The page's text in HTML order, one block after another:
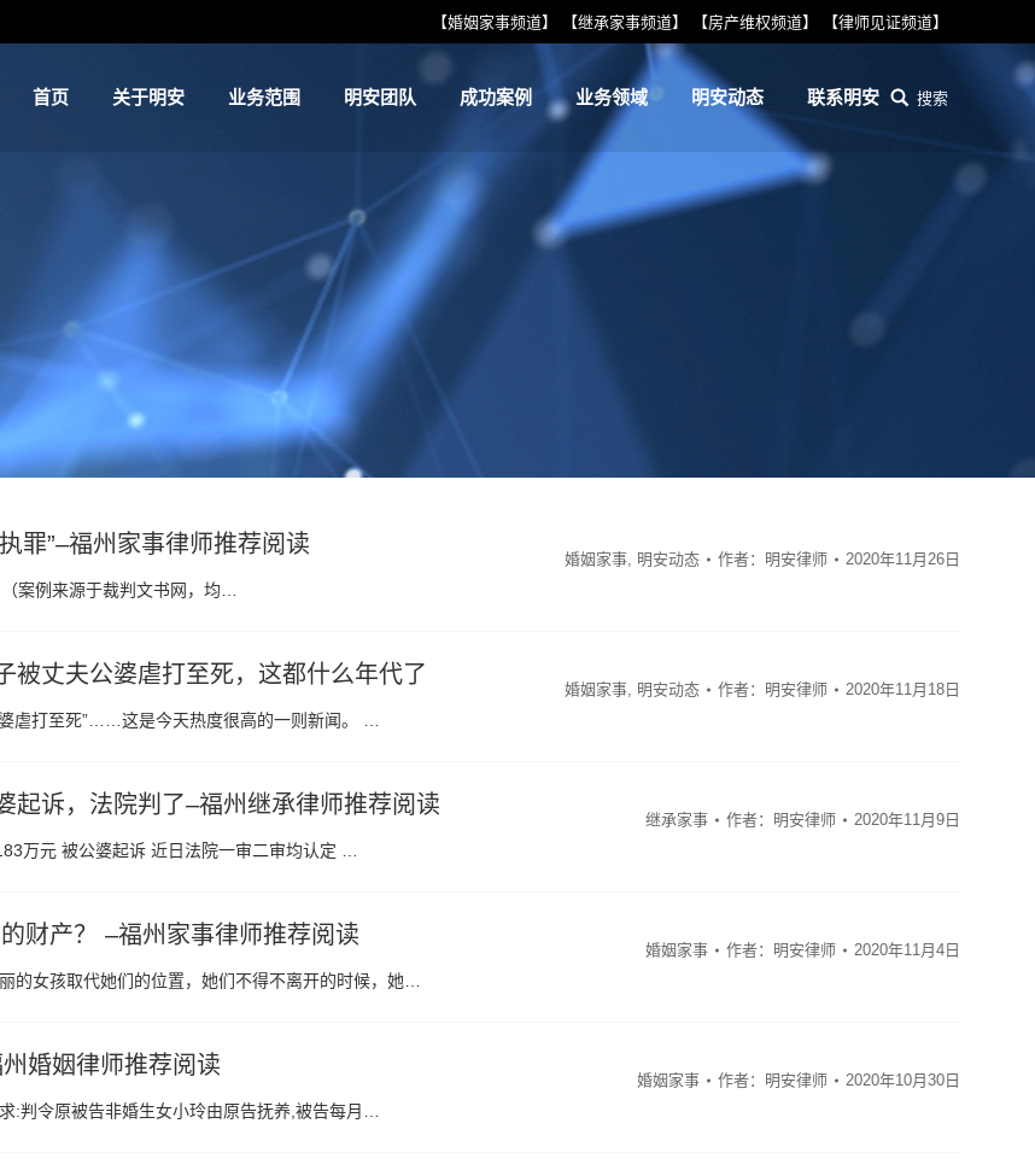
【婚姻家事频道】 【继承家事频道】 【房产维权频道】 【律师见证频道】
首页 关于明安 业务范围 明安团队 成功案例 业务领域 明安动态 联系明安 搜 搜索
罪”–福州家事律师推荐阅读
婚姻家事, 明安动态 作者： 明安律师 2020年11月26日
案例来源于裁判文书网，均…
被丈夫公婆虐打至死，这都什么年代了
婚姻家事, 明安动态 作者： 明安律师 2020年11月18日
虐打至死”……这是今天热度很高的一则新闻。 …
起诉，法院判了–福州继承律师推荐阅读
继承家事 作者： 明安律师 2020年11月9日
万元 被公婆起诉 近日法院一审二审均认定 …
财产？ –福州家事律师推荐阅读
婚姻家事 作者： 明安律师 2020年11月4日
的女孩取代她们的位置，她们不得不离开的时候，她…
婚姻律师推荐阅读
婚姻家事 作者： 明安律师 2020年10月30日
:判令原被告非婚生女小玲由原告抚养,被告每月…
首页 关于明安 业务范围 明安团队 成功案例 业务领域 明安动态 联系明安 搜 搜索